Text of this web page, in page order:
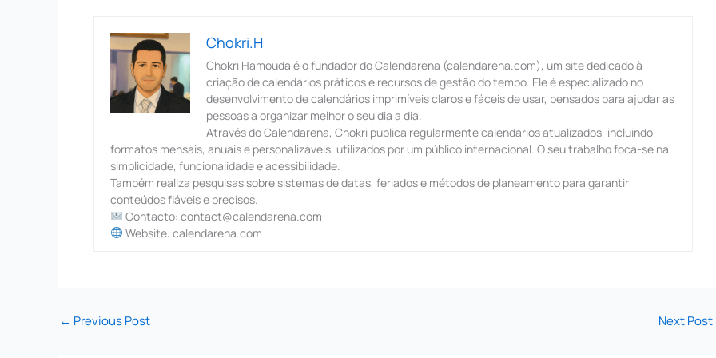
Chokri.H
Chokri Hamouda é o fundador do Calendarena (calendarena.com), um site dedicado à
criação de calendários práticos e recursos de gestão do tempo. Ele é especializado no
desenvolvimento de calendários imprimíveis claros e fáceis de usar, pensados para ajudar as
pessoas a organizar melhor o seu dia a dia.
Através do Calendarena, Chokri publica regularmente calendários atualizados, incluindo
formatos mensais, anuais e personalizáveis, utilizados por um público internacional. O seu trabalho foca-se na
simplicidade, funcionalidade e acessibilidade.
Também realiza pesquisas sobre sistemas de datas, feriados e métodos de planeamento para garantir
conteúdos fiáveis e precisos.
Contacto: contact@calendarena.com
Website: calendarena.com
← Previous Post Next Post